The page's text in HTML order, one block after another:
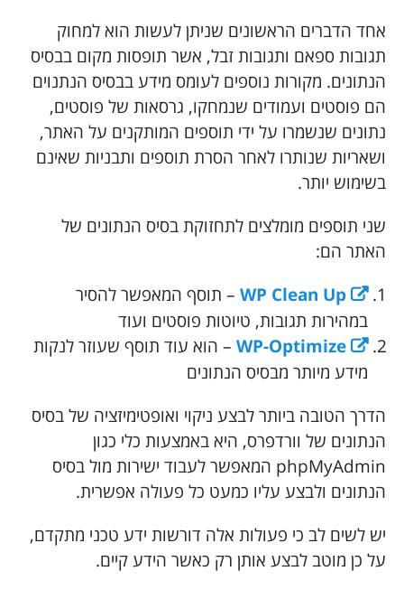
אחד הדברים הראשונים שניתן לעשות הוא למחוק
תגובות ספאם ותגובות זבל, אשר תופסות מקום בבסיס
הנתונים. מקורות נוספים לעומס מידע בבסיס הנתנוים
הם פוסטים ועמודים שנמחקו, גרסאות של פוסטים,
נתונים שנשמרו על ידי תוספים המותקנים על האתר,
ושאריות שנותרו לאחר הסרת תוספים ותבניות שאינם
בשימוש יותר.
שני תוספים מומלצים לתחזוקת בסיס הנתונים של
האתר הם:
WP Clean Up – תוסף המאפשר להסיר
במהירות תגובות, טיוטות פוסטים ועוד
WP-Optimize – הוא עוד תוסף שעוזר לנקות
מידע מיותר מבסיס הנתונים
הדרך הטובה ביותר לבצע ניקוי ואופטימיזציה של בסיס
הנתונים של וורדפרס, היא באמצעות כלי כגון
phpMyAdmin המאפשר לעבוד ישירות מול בסיס
הנתונים ולבצע עליו כמעט כל פעולה אפשרית.
יש לשים לב כי פעולות אלה דורשות ידע טכני מתקדם,
על כן מוטב לבצע אותן רק כאשר הידע קיים.